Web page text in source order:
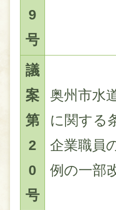
9
号
議
案
第
2
0
号
奥州市水
に関する
企業職員
例の一部